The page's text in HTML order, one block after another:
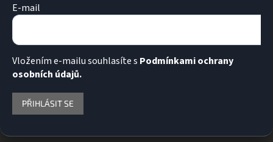
E-mail
Vložením e-mailu souhlasíte s Podmínkami ochrany
osobních údajů.
PŘIHLÁSIT SE